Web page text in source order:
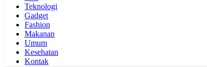
Teknologi
Gadget
Fashion
Makanan
Umum
Kesehatan
Kontak